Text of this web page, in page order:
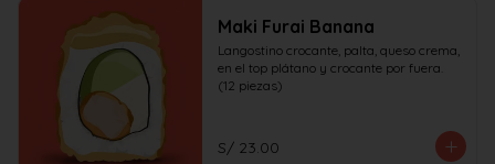
Maki Furai Banana
Langostino crocante, palta, queso crema,
en el top plátano y crocante por fuera.
(12 piezas)
S/ 23.00